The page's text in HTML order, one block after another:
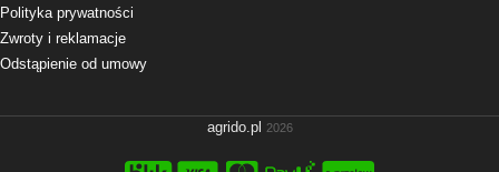
Polityka prywatności
Zwroty i reklamacje
Odstąpienie od umowy
agrido.pl 2026